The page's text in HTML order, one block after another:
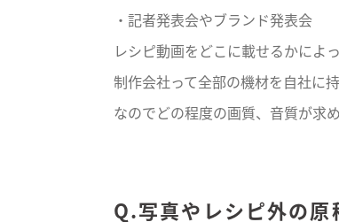
・記者発表会やブランド発表会
レシピ動画をどこに載せるかによ
制作会社って全部の機材を自社に
なのでどの程度の画質、音質が求
Q.写真やレシピ外の原